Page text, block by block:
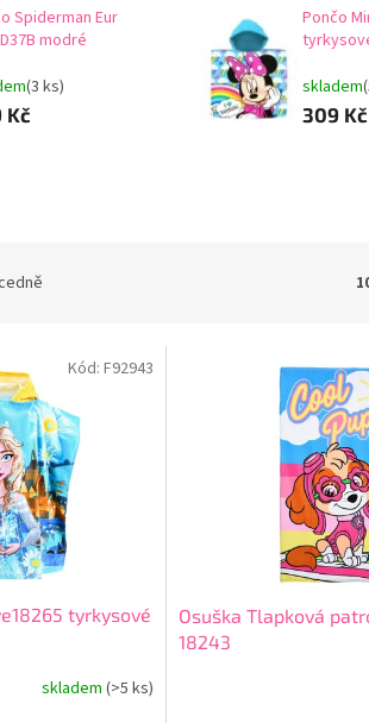
Spiderman Eur
modré
(3 ks)
Kč
Pončo
skladem
309 Kč
tyrkysové
skladem (>5 ks)
Kód: F92943
Osuška Tlapková
18243